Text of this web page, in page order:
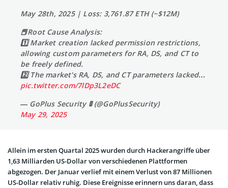
May 28th, 2025 | Loss: 3,761.87 ETH (~$12M)
📕Root Cause Analysis:
1️⃣ Market creation lacked permission restrictions,
allowing custom parameters for RA, DS, and CT to
be freely defined.
2️⃣ The market's RA, DS, and CT parameters lacked…
pic.twitter.com/7lDp3L2eDC
— GoPlus Security 🚦 (@GoPlusSecurity)
May 29, 2025
Allein im ersten Quartal 2025 wurden durch Hackerangriffe über
1,63 Milliarden US-Dollar von verschiedenen Plattformen
abgezogen. Der Januar verlief mit einem Verlust von 87 Millionen
US-Dollar relativ ruhig. Diese Ereignisse erinnern uns daran, dass